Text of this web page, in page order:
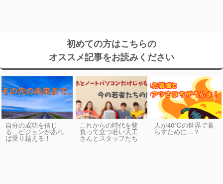
初めての方はこちらの
オススメ記事をお読みください
自分の成功を信じ
る…ビジョンがあれ
ば乗り越える！
これからの時代を背
負って立つ若い大工
さんとスタッフたち
人が40℃の世界で暮
らすために…？